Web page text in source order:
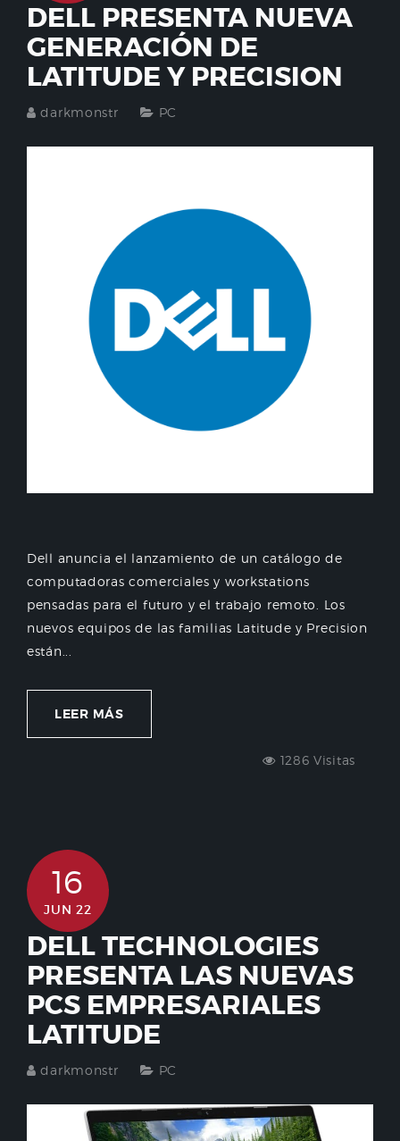
DELL PRESENTA NUEVA
GENERACIÓN DE
LATITUDE Y PRECISION
darkmonstr PC
Dell anuncia el lanzamiento de un catálogo de
computadoras comerciales y workstations
pensadas para el futuro y el trabajo remoto. Los
nuevos equipos de las familias Latitude y Precision
están...
LEER MÁS
1286 Visitas
16
JUN 22
DELL TECHNOLOGIES
PRESENTA LAS NUEVAS
PCS EMPRESARIALES
LATITUDE
darkmonstr PC